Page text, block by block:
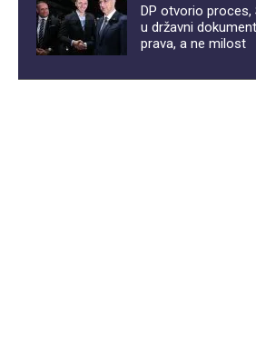
DP otvorio proces,
u državni
prava, a ne milost